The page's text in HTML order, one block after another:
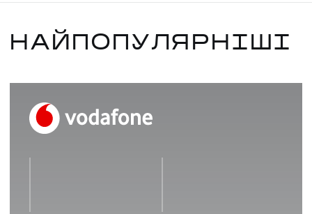
НАЙПОПУЛЯРНІШІ